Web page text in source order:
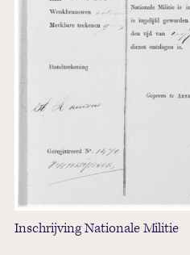
Inschrijving Nationale Militie